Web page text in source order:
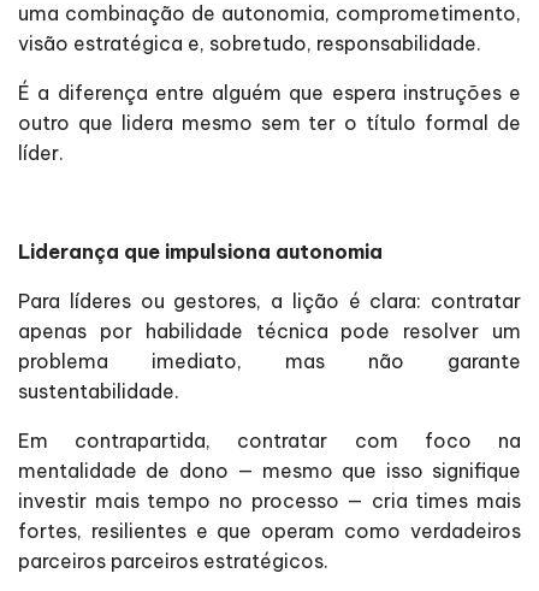
uma combinação de autonomia, comprometimento,
visão estratégica e, sobretudo, responsabilidade.
É a diferença entre alguém que espera instruções e
outro que lidera mesmo sem ter o título formal de
líder.
Liderança que impulsiona autonomia
Para líderes ou gestores, a lição é clara: contratar
apenas por habilidade técnica pode resolver um
problema imediato, mas não garante
sustentabilidade.
Em contrapartida, contratar com foco na
mentalidade de dono — mesmo que isso signifique
investir mais tempo no processo — cria times mais
fortes, resilientes e que operam como verdadeiros
parceiros parceiros estratégicos.